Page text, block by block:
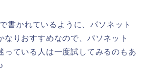
書かれているように、パソネット
なりおすすめなので、パソネット
っている人は一度試してみるのもあ